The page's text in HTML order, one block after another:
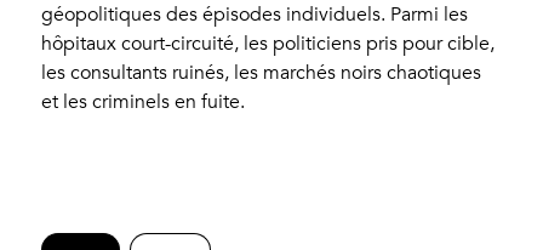
géopolitiques des épisodes individuels. Parmi les
hôpitaux court-circuité, les politiciens pris pour cible,
les consultants ruinés, les marchés noirs chaotiques
et les criminels en fuite.